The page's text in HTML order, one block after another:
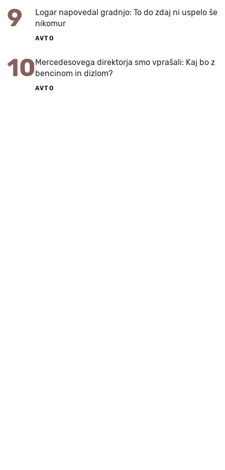
9
Logar napovedal gradnjo: To do zdaj ni uspelo še
nikomur
AVTO
10Mercedesovega direktorja smo vprašali: Kaj bo z
bencinom in dizlom?
AVTO